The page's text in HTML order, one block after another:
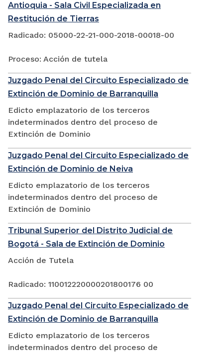
Antioquia - Sala Civil Especializada en
Restitución de Tierras
Radicado: 05000-22-21-000-2018-00018-00
Proceso: Acción de tutela
Juzgado Penal del Circuito Especializado de
Extinción de Dominio de Barranquilla
Edicto emplazatorio de los terceros
indeterminados dentro del proceso de
Extinción de Dominio
Juzgado Penal del Circuito Especializado de
Extinción de Dominio de Neiva
Edicto emplazatorio de los terceros
indeterminados dentro del proceso de
Extinción de Dominio
Tribunal Superior del Distrito Judicial de
Bogotá - Sala de Extinción de Dominio
Acción de Tutela
Radicado: 110012220000201800176 00
Juzgado Penal del Circuito Especializado de
Extinción de Dominio de Barranquilla
Edicto emplazatorio de los terceros
indeterminados dentro del proceso de